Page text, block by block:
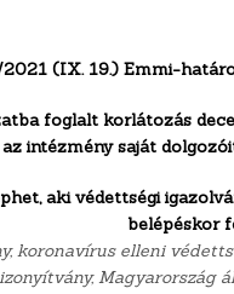
(IX. 19.) Emmi-
foglalt korlátozás
intézmény saját
aki védettségi
belépéskor
koronavírus elleni
Magyarország